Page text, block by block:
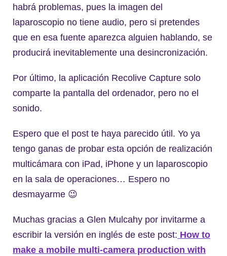
habrá problemas, pues la imagen del
laparoscopio no tiene audio, pero si pretendes
que en esa fuente aparezca alguien hablando, se
producirá inevitablemente una desincronización.
Por último, la aplicación Recolive Capture solo
comparte la pantalla del ordenador, pero no el
sonido.
Espero que el post te haya parecido útil. Yo ya
tengo ganas de probar esta opción de realización
multicámara con iPad, iPhone y un laparoscopio
en la sala de operaciones… Espero no
desmayarme 😉
Muchas gracias a Glen Mulcahy por invitarme a
escribir la versión en inglés de este post: How to
make a mobile multi-camera production with